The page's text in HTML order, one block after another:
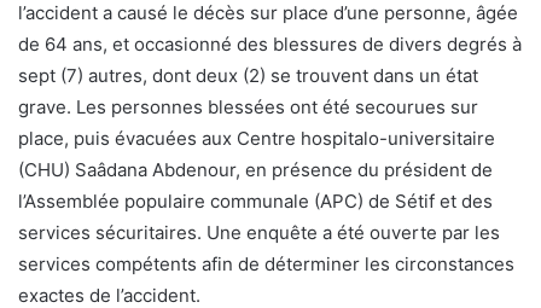
l’accident a causé le décès sur place d’une personne, âgée
de 64 ans, et occasionné des blessures de divers degrés à
sept (7) autres, dont deux (2) se trouvent dans un état
grave. Les personnes blessées ont été secourues sur
place, puis évacuées aux Centre hospitalo-universitaire
(CHU) Saâdana Abdenour, en présence du président de
l’Assemblée populaire communale (APC) de Sétif et des
services sécuritaires. Une enquête a été ouverte par les
services compétents afin de déterminer les circonstances
exactes de l’accident.